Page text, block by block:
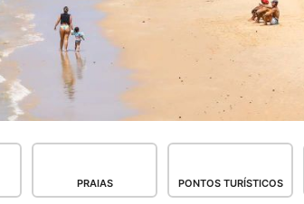
PRAIAS PONTOS TURÍSTICOS